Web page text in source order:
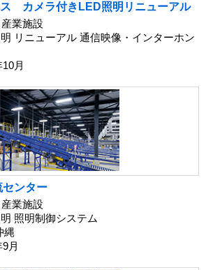
カメラ付きLED照明リニューアル
業施設
リニューアル 通信映像・インターホン
月
ンター
業施設
照明制御システム
縄
月